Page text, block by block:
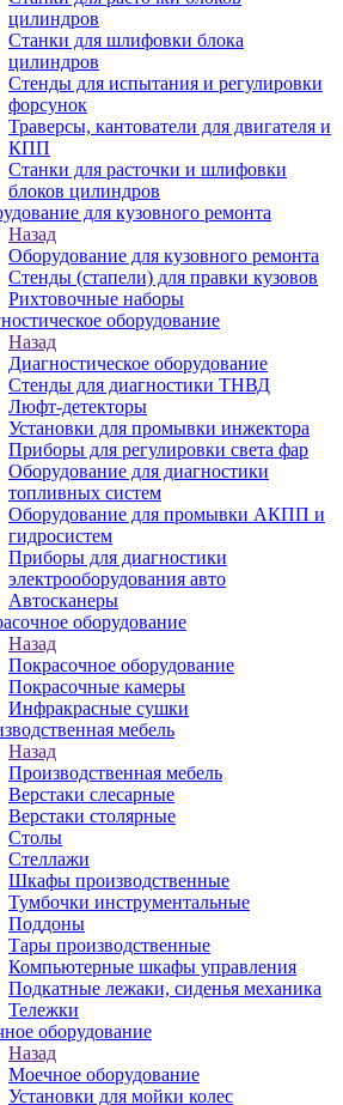
цилиндров
Станки для шлифовки блока
цилиндров
Стенды для испытания и регулировки
форсунок
Траверсы, кантователи для двигателя и
КПП
Станки для расточки и шлифовки
блоков цилиндров
для кузовного ремонта
Назад
Оборудование для кузовного ремонта
Стенды (стапели) для правки кузовов
Рихтовочные наборы
оборудование
Назад
Диагностическое оборудование
Стенды для диагностики ТНВД
Люфт-детекторы
Установки для промывки инжектора
Приборы для регулировки света фар
Оборудование для диагностики
топливных систем
Оборудование для промывки АКПП и
гидросистем
Приборы для диагностики
электрооборудования авто
Автосканеры
оборудование
Назад
Покрасочное оборудование
Покрасочные камеры
Инфракрасные сушки
мебель
Назад
Производственная мебель
Верстаки слесарные
Верстаки столярные
Столы
Стеллажи
Шкафы производственные
Тумбочки инструментальные
Поддоны
Тары производственные
Компьютерные шкафы управления
Подкатные лежаки, сиденья механика
Тележки
оборудование
Назад
Моечное оборудование
Установки для мойки колес